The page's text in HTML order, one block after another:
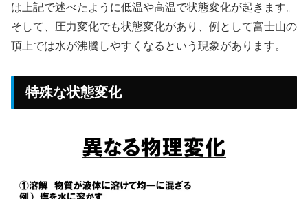
は上記で述べたように低温や高温で状態変化が起きます。
そして、圧力変化でも状態変化があり、例として富士山の
頂上では水が沸騰しやすくなるという現象があります。
特殊な状態変化